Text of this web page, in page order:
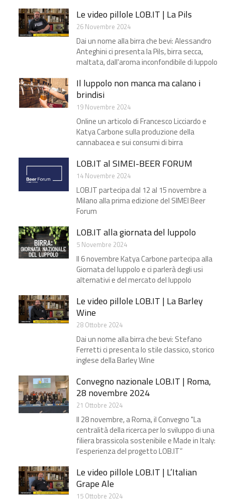
Le video pillole LOB.IT | La Pils
26 Novembre 2024
Dai un nome alla birra che bevi: Alessandro
Anteghini ci presenta la Pils, birra secca,
maltata, dall'aroma inconfondibile di luppolo
Il luppolo non manca ma calano i
brindisi​
19 Novembre 2024
Online un articolo di Francesco Licciardo e
Katya Carbone sulla produzione della
cannabacea e sui consumi di birra
LOB.IT al SIMEI-BEER FORUM
14 Novembre 2024
LOB.IT partecipa dal 12 al 15 novembre a
Milano alla prima edizione del SIMEI Beer
Forum
LOB.IT alla giornata del luppolo
5 Novembre 2024
Il 6 novembre Katya Carbone partecipa alla
Giornata del luppolo e ci parlerà degli usi
alternativi e del mercato del luppolo
Le video pillole LOB.IT | La Barley
Wine
28 Ottobre 2024
Dai un nome alla birra che bevi: Stefano
Ferretti ci presenta lo stile classico, storico
inglese della Barley Wine
Convegno nazionale LOB.IT​ | Roma,
28 novembre 2024
21 Ottobre 2024
Il 28 novembre, a Roma, il Convegno "La
centralità della ricerca per lo sviluppo di una
filiera brassicola sostenibile e Made in Italy:
l’esperienza del progetto LOB.IT”
Le video pillole LOB.IT | L’Italian
Grape Ale​
15 Ottobre 2024